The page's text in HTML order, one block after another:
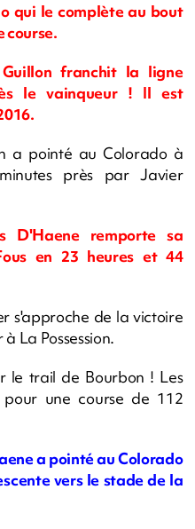
qui le complète au bout
course.
franchit la ligne
le vainqueur ! Il est
a pointé au Colorado à
près par Javier
D'Haene remporte sa
en 23 heures et 44
s'approche de la victoire
La Possession.
le trail de Bourbon ! Les
une course de 112
a pointé au Colorado
vers le stade de la